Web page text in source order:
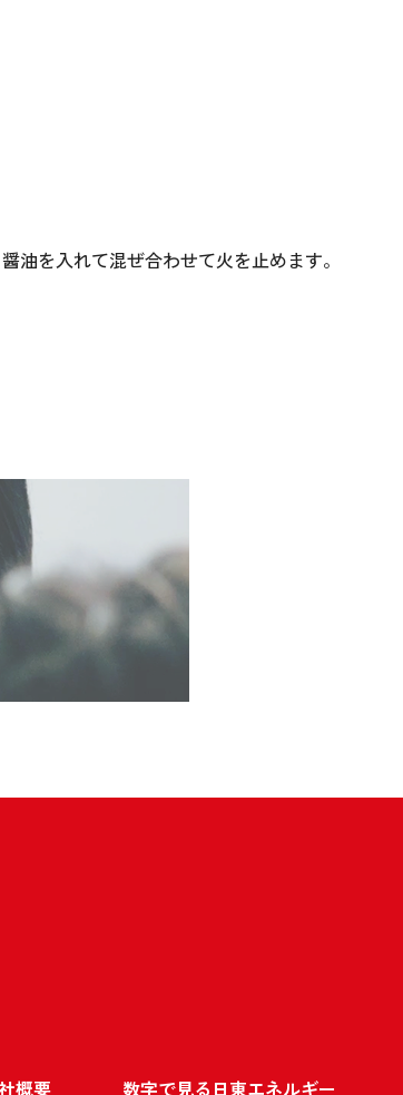
を入れて混ぜ合わせて火を止めます。
概要 数字で見る日東エネルギー